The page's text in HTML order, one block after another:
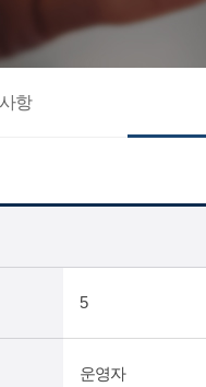
항
5
운영자